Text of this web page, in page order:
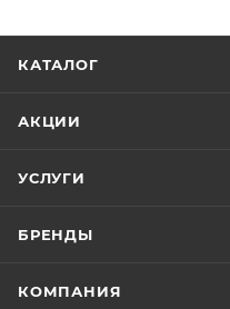
КАТАЛОГ
АКЦИИ
УСЛУГИ
БРЕНДЫ
КОМПАНИЯ